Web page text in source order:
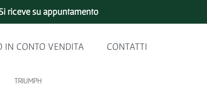
riceve su appuntamento
IN CONTO VENDITA CONTATTI
TRIUMPH